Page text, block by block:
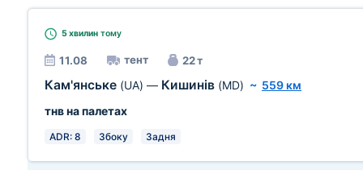
5 хвилин тому
11.08 тент 22 т
Кам'янське (UA) — Кишинів (MD) ~ 559 км
тнв на палетах
ADR: 8 Збоку Задня